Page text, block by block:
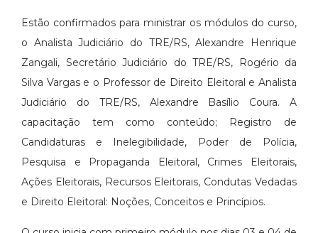
Estão confirmados para ministrar os módulos do curso,
o Analista Judiciário do TRE/RS, Alexandre Henrique
Zangali, Secretário Judiciário do TRE/RS, Rogério da
Silva Vargas e o Professor de Direito Eleitoral e Analista
Judiciário do TRE/RS, Alexandre Basílio Coura. A
capacitação tem como conteúdo; Registro de
Candidaturas e Inelegibilidade, Poder de Polícia,
Pesquisa e Propaganda Eleitoral, Crimes Eleitorais,
Ações Eleitorais, Recursos Eleitorais, Condutas Vedadas
e Direito Eleitoral: Noções, Conceitos e Princípios.